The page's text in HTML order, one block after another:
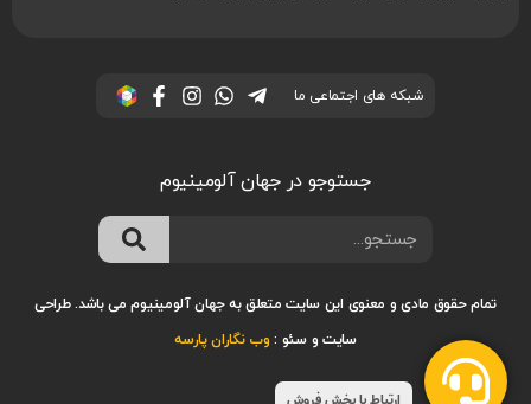
شبکه های اجتماعی ما
جستوجو در جهان آلومینیوم
تمام حقوق مادی و معنوی این سایت متعلق به جهان آلومینیوم می باشد.طراحی
سایت وسئو : وب نگاران پارسه